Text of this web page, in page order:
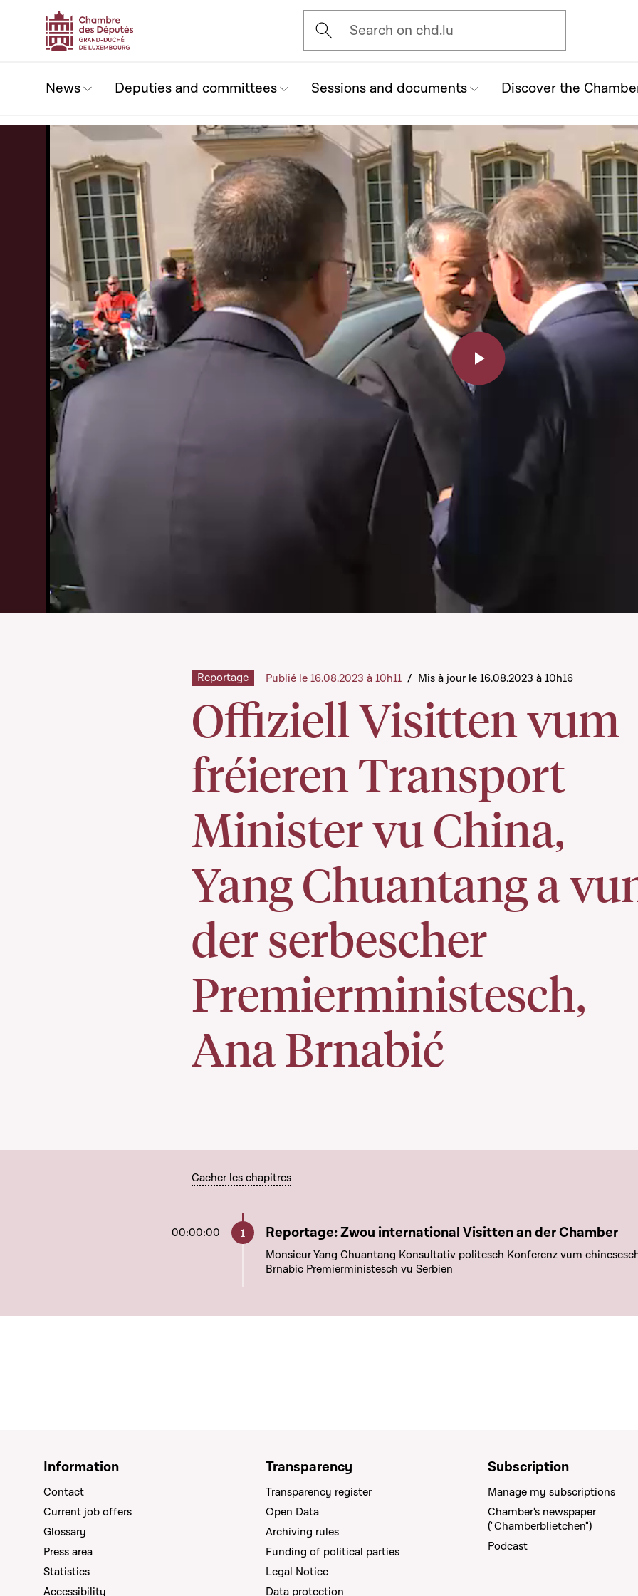
Ouvrir l'écran de recherche
Search on chd.lu
News Deputies and committees Sessions and documents Discover the
Play
Offiziell Visitten vum
fréieren Transport
Minister vu China,
Yang Chuantang a
der serbescher
Premierministesch,
Ana Brnabić
Reportage Publié le 16.08.2023 à 10h11 / Mis à jour le 16.08.2023 à 10h16
Cacher les chapitres
00:00:00 Aller à ce chapitre
Reportage: Zwou international Visitten an der Chamber
Monsieur Yang Chuantang Konsultativ politesch Konferenz vum
Brnabic Premierministesch vu Serbien
Information
Contact
Current job offers
Glossary
Press area
Statistics
Accessibility
Transparency
Transparency register
Open Data
Archiving rules
Funding of political parties
Legal Notice
Data protection
Subscription
Manage my subscriptions
Chamber's newspaper
("Chamberblietchen")
Podcast